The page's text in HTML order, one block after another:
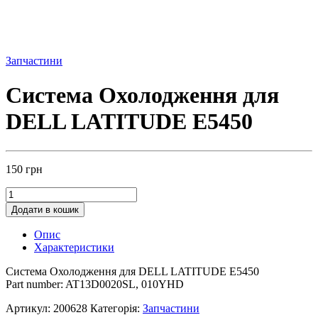
Запчастини
Система Охолодження для
DELL LATITUDE E5450
150 грн
Додати в кошик
Опис
Характеристики
Система Охолодження для DELL LATITUDE E5450
Part number: AT13D0020SL, 010YHD
Артикул: 200628 Категорія: Запчастини